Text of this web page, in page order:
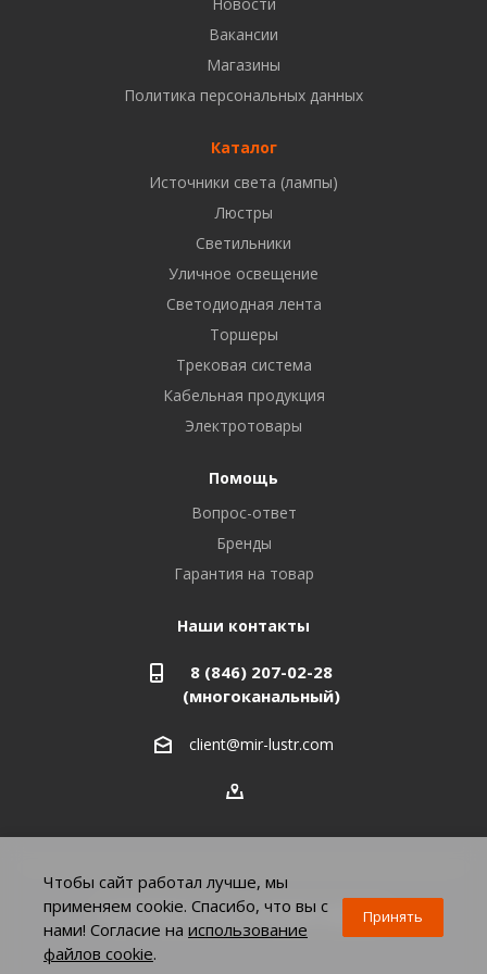
Набережные Челны, ул. Московский проспект 126
Бузулук, ул. Октябрьская, 24
Балаково, ул. Комарова, 55
Октябрьский, ул. Свердлова, 28
Азнакаево, ул. Булгар, 2. ТЦ "Акчарлак"
Стерлитамак, ул. Вокзальная, 13
Магнитогорск, ул. Труда, 14
Тольятти, ул. Дзержинского, 70
8 927 009 59 63
Челябинск, Комсомольский проспект, 33
Вакансии
Магазины
Политика персональных данных
Каталог
Источники света (лампы)
Люстры
Светильники
Уличное освещение
Светодиодная лента
Торшеры
Трековая система
Кабельная продукция
Электротовары
Помощь
Вопрос-ответ
Бренды
Гарантия на товар
Наши контакты
8 (846) 207-02-28
(многоканальный)
client@mir-lustr.com
2026 © Мир люстр - интернет-магазин
Чтобы сайт работал лучше, мы
применяем cookie. Спасибо, что вы с
нами! Согласие на использование
файлов cookie.
Принять